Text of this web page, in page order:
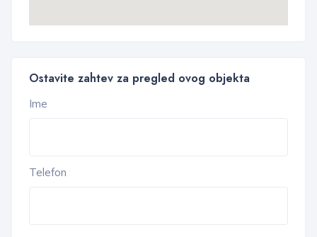
Ostavite zahtev za pregled ovog objekta
Ime
Telefon